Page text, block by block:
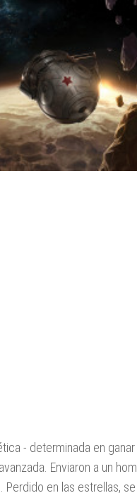
- determinada en
Enviaron a un
en las estrellas,